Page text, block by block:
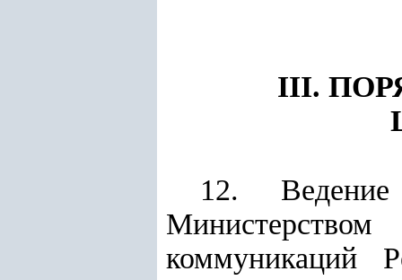
III.
12.
коммуникаций